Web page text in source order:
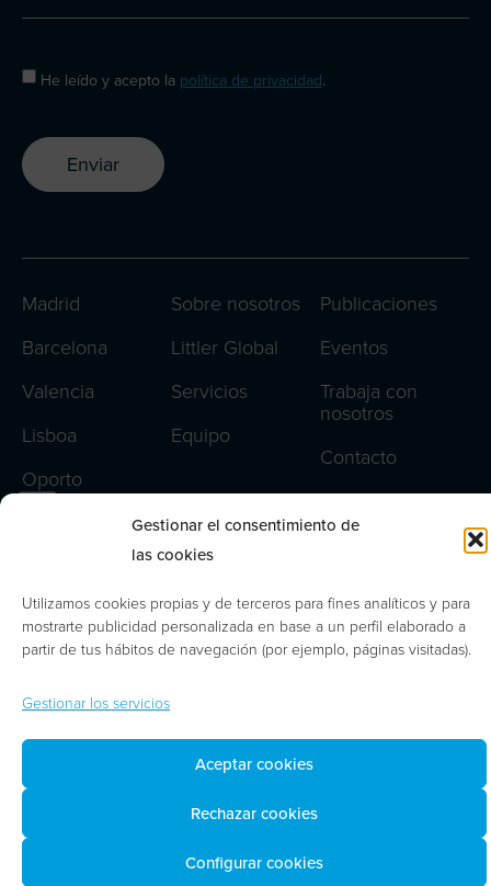
Gestionar el consentimiento de
las cookies
Utilizamos cookies propias y de terceros para fines analíticos y para
mostrarte publicidad personalizada en base a un perfil elaborado a
partir de tus hábitos de navegación (por ejemplo, páginas visitadas).
Gestionar los servicios
Aceptar cookies
Rechazar cookies
Configurar cookies
He leído y acepto la política de privacidad.
Enviar
Sobre nosotros
Littler Global
Servicios
Equipo
Publicaciones
Eventos
Trabaja con
nosotros
Contacto
Madrid
Barcelona
Valencia
Lisboa
Oporto
Aviso legal
Política de privacidad
Gestionar cookies
© 2026 | Abdón Pedrajas Abogados y Asesores
Tributarios, S. L. P.